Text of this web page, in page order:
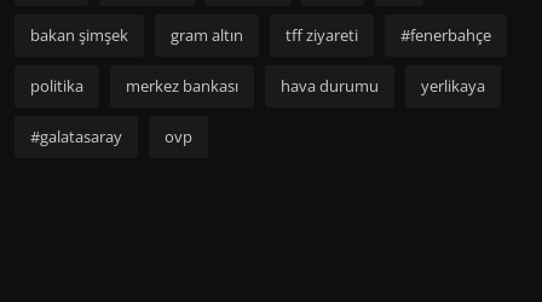
bakan şimşek gram altın tff ziyareti #fenerbahçe
politika merkez bankası hava durumu yerlikaya
#galatasaray ovp